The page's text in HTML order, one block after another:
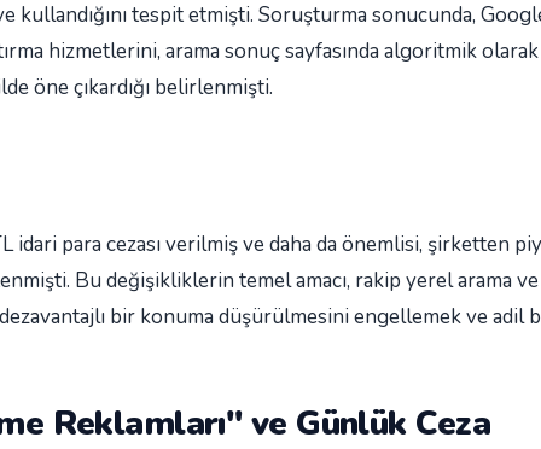
tespit etmişti. Soruşturma sonucunda,
hizmetlerini, arama sonuç sayfasında algoritmik
öne çıkardığı belirlenmişti.
para cezası verilmiş ve daha da önemlisi, şirketten
Bu değişikliklerin temel amacı, rakip yerel arama
bir konuma düşürülmesini engellemek ve adil
Reklamları" ve Günlük Ceza